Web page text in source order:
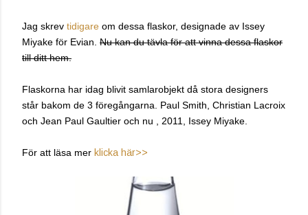
Jag skrev tidigare om dessa flaskor, designade av Issey
Miyake för Evian. Nu kan du tävla för att vinna dessa flaskor
till ditt hem.
Flaskorna har idag blivit samlarobjekt då stora designers
står bakom de 3 föregångarna. Paul Smith, Christian Lacroix
och Jean Paul Gaultier och nu , 2011, Issey Miyake.
För att läsa mer klicka här>>